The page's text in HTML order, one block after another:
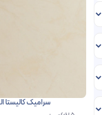
سرامیک کالیستا الوند 60 در